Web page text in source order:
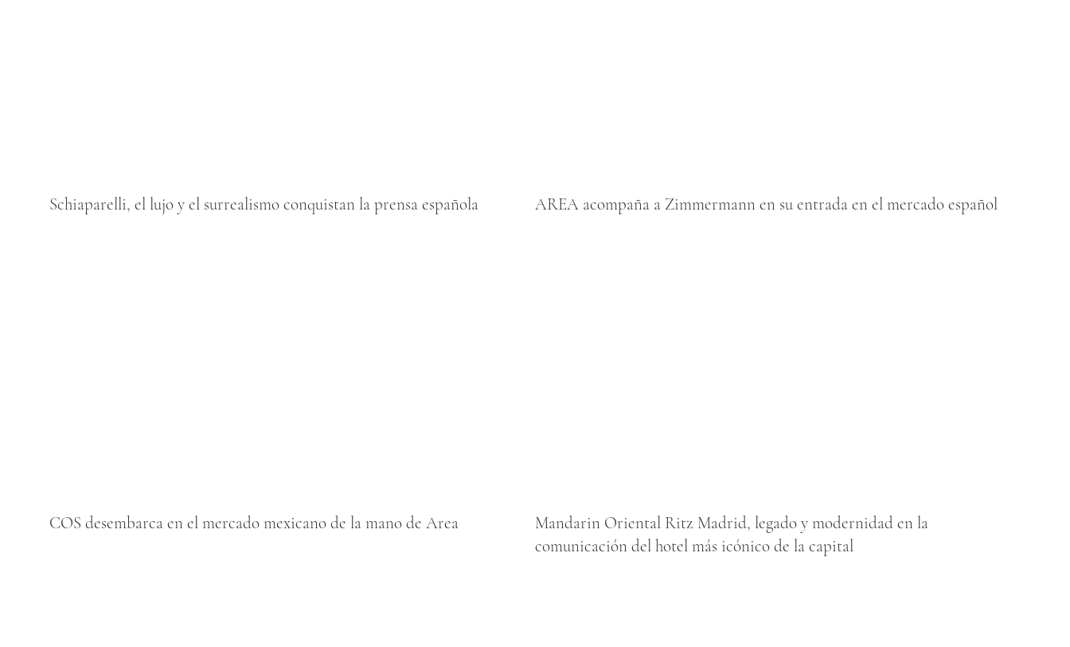
Schiaparelli, el lujo y el surrealismo conquistan la prensa española AREA acompaña a Zimmermann en su entrada en el mercado español
COS desembarca en el mercado mexicano de la mano de Area
Mandarin Oriental Ritz Madrid, legado y modernidad en la
comunicación del hotel más icónico de la capital